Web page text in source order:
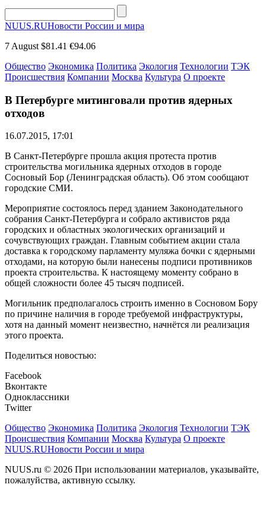
NUUS.RUНовости России и мира
7 August $81.41 €94.06
Общество Экономика Политика Экология Технологии ТЭК
Происшествия Компании Москва Культура О проекте
В Петербурге митинговали против ядерных
отходов
16.07.2015, 17:01
В Санкт-Петербурге прошла акция протеста против
строительства могильника ядерных отходов в городе
Сосновый Бор (Ленинградская область). Об этом сообщают
городские СМИ.
Мероприятие состоялось перед зданием Законодательного
собрания Санкт-Петербурга и собрало активистов ряда
городских и областных экологических организаций и
сочувствующих граждан. Главным событием акции стала
доставка к городскому парламенту муляжа бочки с ядерными
отходами, на которую были нанесены подписи противников
проекта строительства. К настоящему моменту собрано в
общей сложности более 45 тысяч подписей.
Могильник предполагалось строить именно в Сосновом Бору
по причине наличия в городе требуемой инфраструктуры,
хотя на данный момент неизвестно, начнётся ли реализация
этого проекта.
Поделиться новостью:
Facebook
Вконтакте
Одноклассники
Twitter
Общество Экономика Политика Экология Технологии ТЭК
Происшествия Компании Москва Культура О проекте
NUUS.RUНовости России и мира
NUUS.ru © 2026 При использовании материалов, указывайте,
пожалуйства, активную ссылку.